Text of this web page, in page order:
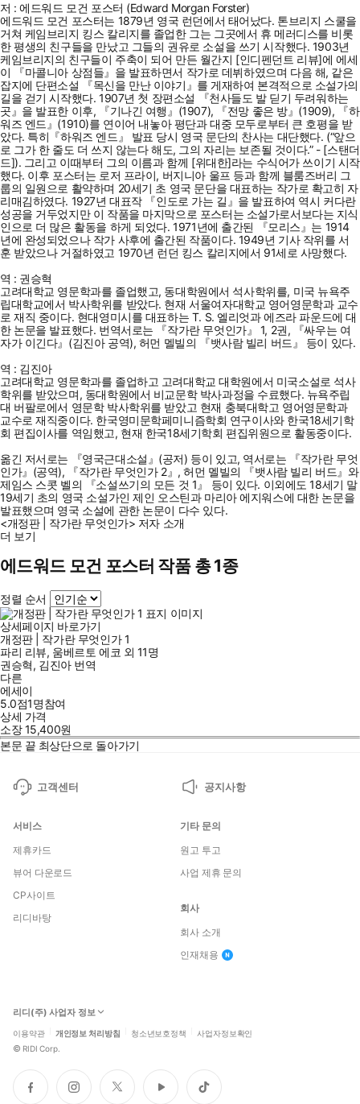
저 : 에드워드 모건 포스터 (Edward Morgan Forster)
에드워드 모건 포스터는 1879년 영국 런던에서 태어났다. 톤브리지 스쿨을
거쳐 케임브리지 킹스 칼리지를 졸업한 그는 그곳에서 휴 메러디스를 비롯
한 평생의 친구들을 만났고 그들의 권유로 소설을 쓰기 시작했다. 1903년
케임브리지의 친구들이 주축이 되어 만든 월간지 [인디펜던트 리뷰]에 에세
이 『마콜니아 상점들』을 발표하면서 작가로 데뷔하였으며 다음 해, 같은
잡지에 단편소설 『목신을 만난 이야기』를 게재하여 본격적으로 소설가의
길을 걷기 시작했다. 1907년 첫 장편소설 『천사들도 발 딛기 두려워하는
곳』을 발표한 이후, 『기나긴 여행』(1907), 『전망 좋은 방』(1909), 『하
워즈 엔드』(1910)를 연이어 내놓아 평단과 대중 모두로부터 큰 호평을 받
았다. 특히『하워즈 엔드』 발표 당시 영국 문단의 찬사는 대단했다. (“앞으
로 그가 한 줄도 더 쓰지 않는다 해도, 그의 자리는 보존될 것이다.” - [스탠더
드]). 그리고 이때부터 그의 이름과 함께 [위대한]라는 수식어가 쓰이기 시작
했다. 이후 포스터는 로저 프라이, 버지니아 울프 등과 함께 블룸즈버리 그
룹의 일원으로 활약하며 20세기 초 영국 문단을 대표하는 작가로 확고히 자
리매김하였다. 1927년 대표작 『인도로 가는 길』을 발표하여 역시 커다란
성공을 거두었지만 이 작품을 마지막으로 포스터는 소설가로서보다는 지식
인으로 더 많은 활동을 하게 되었다. 1971년에 출간된 『모리스』는 1914
년에 완성되었으나 작가 사후에 출간된 작품이다. 1949년 기사 작위를 서
훈 받았으나 거절하였고 1970년 런던 킹스 칼리지에서 91세로 사망했다.
역 : 권승혁
고려대학교 영문학과를 졸업했고, 동대학원에서 석사학위를, 미국 뉴욕주
립대학교에서 박사학위를 받았다. 현재 서울여자대학교 영어영문학과 교수
로 재직 중이다. 현대영미시를 대표하는 T. S. 엘리엇과 에즈라 파운드에 대
한 논문을 발표했다. 번역서로는 『작가란 무엇인가』 1, 2권, 『싸우는 여
자가 이긴다』(김진아 공역), 허먼 멜빌의 『뱃사람 빌리 버드』 등이 있다.
역 : 김진아
고려대학교 영문학과를 졸업하고 고려대학교 대학원에서 미국소설로 석사
학위를 받았으며, 동대학원에서 비교문학 박사과정을 수료했다. 뉴욕주립
대 버팔로에서 영문학 박사학위를 받았고 현재 충북대학고 영어영문학과
교수로 재직중이다. 한국영미문학페미니즘학회 연구이사와 한국18세기학
회 편집이사를 역임했고, 현재 한국18세기학회 편집위원으로 활동중이다.
옮긴 저서로는 『영국근대소설』(공저) 등이 있고, 역서로는 『작가란 무엇
인가』(공역), 『작가란 무엇인가 2』, 허먼 멜빌의 『뱃사람 빌리 버드』와
제임스 스콧 벨의 『소설쓰기의 모든 것 1』 등이 있다. 이외에도 18세기 말
19세기 초의 영국 소설가인 제인 오스틴과 마리아 에지워스에 대한 논문을
발표했으며 영국 소설에 관한 논문이 다수 있다.
<개정판 | 작가란 무엇인가> 저자 소개
더 보기
에드워드 모건 포스터 작품 총 1종
정렬 순서
상세페이지 바로가기
개정판 | 작가란 무엇인가 1
파리 리뷰, 움베르토 에코 외 11명
권승혁, 김진아번역
다른
에세이
5.0점1명참여
상세 가격
소장15,400원
본문 끝 최상단으로 돌아가기
고객센터 공지사항
서비스
제휴카드
뷰어 다운로드
CP사이트
리디바탕
기타 문의
원고 투고
사업 제휴 문의
회사
회사 소개
인재채용
리디(주) 사업자 정보
이용약관 개인정보 처리방침 청소년보호정책 사업자정보확인
© RIDI Corp.
페
인
트
유
틱